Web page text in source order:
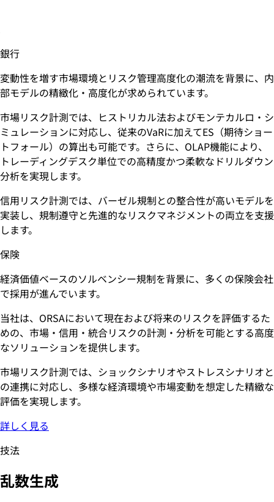
銀行
変動性を増す市場環境とリスク管理高度化の潮流を背景に、内
部モデルの精緻化・高度化が求められています。
市場リスク計測では、ヒストリカル法およびモンテカルロ・シ
ミュレーションに対応し、従来のVaRに加えてES（期待ショー
トフォール）の算出も可能です。さらに、OLAP機能により、
トレーディングデスク単位での高精度かつ柔軟なドリルダウン
分析を実現します。
信用リスク計測では、バーゼル規制との整合性が高いモデルを
実装し、規制遵守と先進的なリスクマネジメントの両立を支援
します。
保険
経済価値ベースのソルベンシー規制を背景に、多くの保険会社
で採用が進んでいます。
当社は、ORSAにおいて現在および将来のリスクを評価するた
めの、市場・信用・統合リスクの計測・分析を可能とする高度
なソリューションを提供します。
市場リスク計測では、ショックシナリオやストレスシナリオと
の連携に対応し、多様な経済環境や市場変動を想定した精緻な
評価を実現します。
詳しく見る
技法
乱数生成